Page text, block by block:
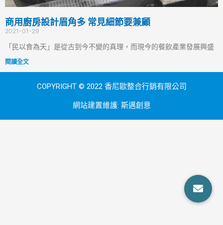
商用廚房設計眉角多 常見細節要兼顧
2021-01-29
「民以食為天」是從古到今不變的真理，而現今的餐飲產業發展興盛
閱讀全文
COPYRIGHT © 2022 香尼歐整合行銷有限公司
網站建置維護: 斯邁創意